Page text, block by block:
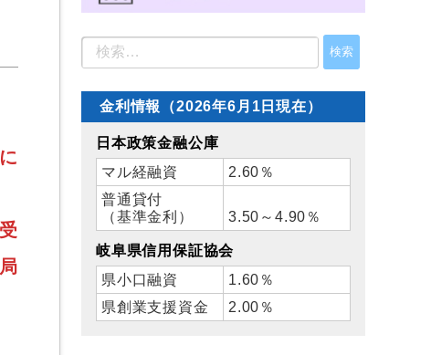
金利情報（2026年6月1日現在）
日本政策金融公庫
マル経融資
2.60％
普通貸付
（基準金利）
3.50～4.90％
岐阜県信用保証協会
県小口融資
1.60％
県創業支援資金
2.00％